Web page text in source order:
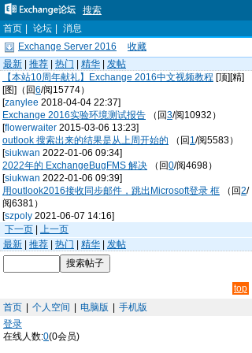
搜索
首页
论坛
消息
Exchange Server 2016
收藏
最新
推荐 热门 精华
发帖
【本站10周年献礼】Exchange 2016中文视频教程 [顶][精]
[图]（回6/阅15774）
[zanylee 2018-04-04 22:37]
Exchange 2016实验环境测试报告 （回3/阅10932）
[flowerwaiter 2015-03-06 13:23]
outlook 搜索出来的结果是从上周开始的 （回 1/阅5583）
[siukwan 2022-01-06 09:34]
2022年的 ExchangeBugFMS 解决 （回0/阅4698）
[siukwan 2022-01-06 09:39]
用outlook2016接收同步邮件，跳出Microsoft登录 框 （回2/
阅6381）
[szpoly 2021-06-07 14:16]
下一页
上一页
最新
推荐 热门 精华 发帖
top
首页
个人空间 电脑版
手机版
登录
在线人数:0(0会员)